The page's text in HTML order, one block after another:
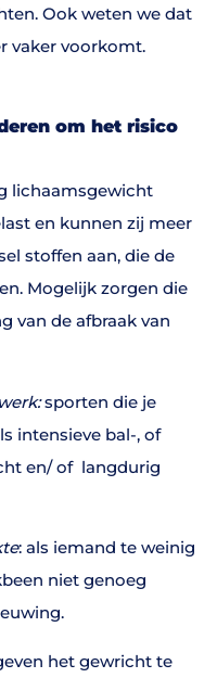
Ook weten we dat
vaker voorkomt.
om het risico
lichaamsgewicht
en kunnen zij meer
stoffen aan, die de
Mogelijk zorgen die
van de afbraak van
sporten die je
intensieve bal-, of
en/ of langdurig
: als iemand te weinig
niet genoeg
het gewricht te